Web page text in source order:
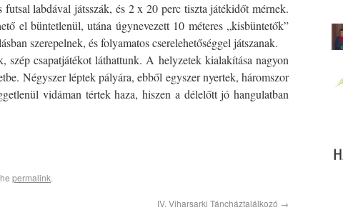
futsal labdával játsszák, és 2 x 20 perc tiszta játékidőt mérnek.
el büntetlenül, utána úgynevezett 10 méteres „kisbüntetők”
szerepelnek, és folyamatos cserelehetőséggel játszanak.
csapatjátékot láthattunk. A helyzetek kialakítása nagyon
Négyszer léptek pályára, ebből egyszer nyertek, háromszor
vidáman tértek haza, hiszen a délelőtt jó hangulatban
permalink.
IV. Viharsarki Táncháztalálkozó →